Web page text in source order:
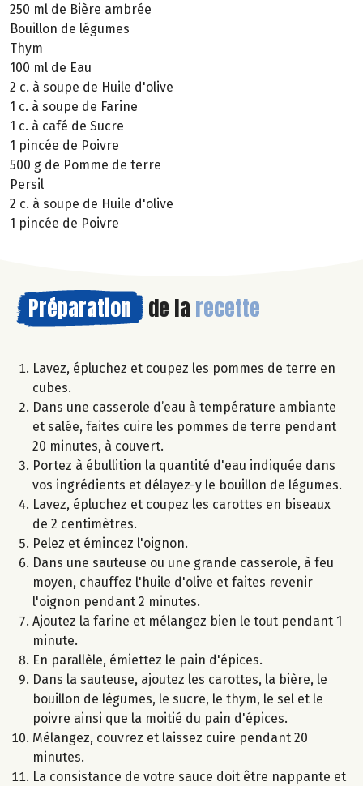
250 ml de Bière ambrée
Bouillon de légumes
Thym
100 ml de Eau
2 c. à soupe de Huile d'olive
1 c. à soupe de Farine
1 c. à café de Sucre
1 pincée de Poivre
500 g de Pomme de terre
Persil
2 c. à soupe de Huile d'olive
1 pincée de Poivre
Préparation de la recette
Lavez, épluchez et coupez les pommes de terre en
cubes.
Dans une casserole d’eau à température ambiante
et salée, faites cuire les pommes de terre pendant
20 minutes, à couvert.
Portez à ébullition la quantité d'eau indiquée dans
vos ingrédients et délayez-y le bouillon de légumes.
Lavez, épluchez et coupez les carottes en biseaux
de 2 centimètres.
Pelez et émincez l'oignon.
Dans une sauteuse ou une grande casserole, à feu
moyen, chauffez l'huile d'olive et faites revenir
l'oignon pendant 2 minutes.
Ajoutez la farine et mélangez bien le tout pendant 1
minute.
En parallèle, émiettez le pain d'épices.
Dans la sauteuse, ajoutez les carottes, la bière, le
bouillon de légumes, le sucre, le thym, le sel et le
poivre ainsi que la moitié du pain d'épices.
Mélangez, couvrez et laissez cuire pendant 20
minutes.
La consistance de votre sauce doit être nappante et